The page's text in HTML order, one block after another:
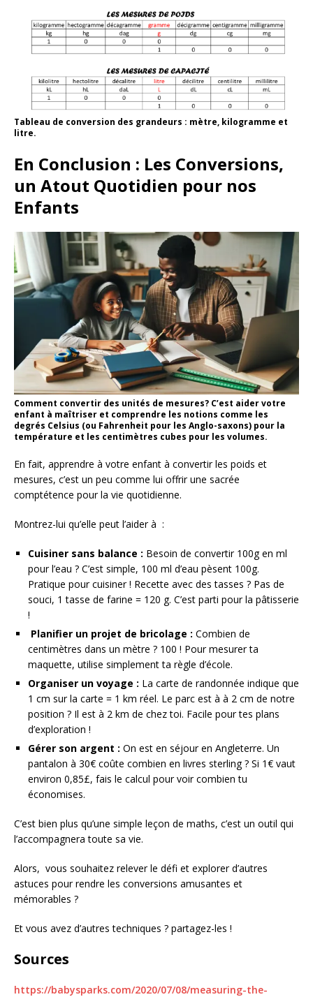
Tableau de conversion des grandeurs : mètre, kilogramme et
litre.
En Conclusion : Les Conversions,
un Atout Quotidien pour nos
Enfants
Comment convertir des unités de mesures? C’est aider votre
enfant à maîtriser et comprendre les notions comme les
degrés Celsius (ou Fahrenheit pour les Anglo-saxons) pour la
température et les centimètres cubes pour les volumes.
En fait, apprendre à votre enfant à convertir les poids et
mesures, c’est un peu comme lui offrir une sacrée
comptétence pour la vie quotidienne.
Montrez-lui qu’elle peut l’aider à :
Cuisiner sans balance : Besoin de convertir 100g en ml
pour l’eau ? C’est simple, 100 ml d’eau pèsent 100g.
Pratique pour cuisiner ! Recette avec des tasses ? Pas de
souci, 1 tasse de farine = 120 g. C’est parti pour la pâtisserie
!
Planifier un projet de bricolage : Combien de
centimètres dans un mètre ? 100 ! Pour mesurer ta
maquette, utilise simplement ta règle d’école.
Organiser un voyage : La carte de randonnée indique que
1 cm sur la carte = 1 km réel. Le parc est à à 2 cm de notre
position ? Il est à 2 km de chez toi. Facile pour tes plans
d’exploration !
Gérer son argent : On est en séjour en Angleterre. Un
pantalon à 30€ coûte combien en livres sterling ? Si 1€ vaut
environ 0,85£, fais le calcul pour voir combien tu
économises.
C’est bien plus qu’une simple leçon de maths, c’est un outil qui
l’accompagnera toute sa vie.
Alors, vous souhaitez relever le défi et explorer d’autres
astuces pour rendre les conversions amusantes et
mémorables ?
Et vous avez d’autres techniques ? partagez-les !
Sources
https://babysparks.com/2020/07/08/measuring-the-